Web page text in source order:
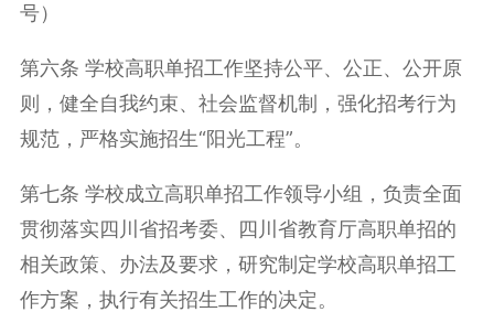
号）
第六条 学校高职单招工作坚持公平、公正、公开原
则，健全自我约束、社会监督机制，强化招考行为
规范，严格实施招生“阳光工程”。
第七条 学校成立高职单招工作领导小组，负责全面
贯彻落实四川省招考委、四川省教育厅高职单招的
相关政策、办法及要求，研究制定学校高职单招工
作方案，执行有关招生工作的决定。